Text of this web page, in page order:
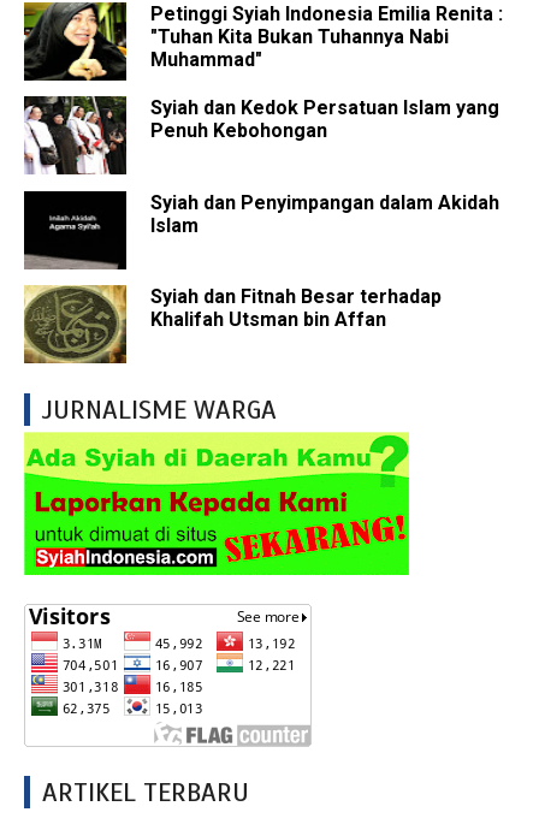
Petinggi Syiah Indonesia Emilia Renita :
"Tuhan Kita Bukan Tuhannya Nabi
Muhammad"
Syiah dan Kedok Persatuan Islam yang
Penuh Kebohongan
Syiah dan Penyimpangan dalam Akidah
Islam
Syiah dan Fitnah Besar terhadap
Khalifah Utsman bin Affan
JURNALISME WARGA
ARTIKEL TERBARU